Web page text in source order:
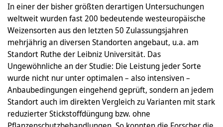
In einer der bisher größten derartigen Untersuchungen
weltweit wurden fast 200 bedeutende westeuropäische
Weizensorten aus den letzten 50 Zulassungsjahren
mehrjährig an diversen Standorten angebaut, u.a. am
Standort Ruthe der Leibniz Universität. Das
Ungewöhnliche an der Studie: Die Leistung jeder Sorte
wurde nicht nur unter optimalen – also intensiven –
Anbaubedingungen eingehend geprüft, sondern an jedem
Standort auch im direkten Vergleich zu Varianten mit stark
reduzierter Stickstoffdüngung bzw. ohne